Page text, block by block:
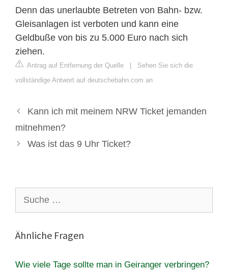
Denn das unerlaubte Betreten von Bahn- bzw.
Gleisanlagen ist verboten und kann eine
Geldbuße von bis zu 5.000 Euro nach sich
ziehen.
Antrag auf Entfernung der Quelle | Sehen Sie sich die
vollständige Antwort auf deutschebahn.com an
Kann ich mit meinem NRW Ticket jemanden
mitnehmen?
Was ist das 9 Uhr Ticket?
nach:
Ähnliche Fragen
Wie viele Tage sollte man in Geiranger verbringen?